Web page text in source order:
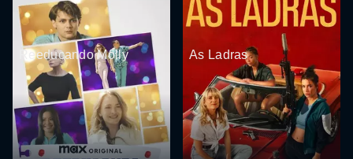
Reeducando Molly As Ladras